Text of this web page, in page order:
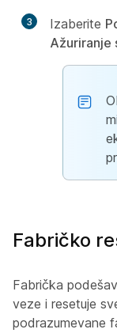
3 Izaberite
Ažuriranje
Fabričko
Fabrička
veze i resetuje
podrazumevane